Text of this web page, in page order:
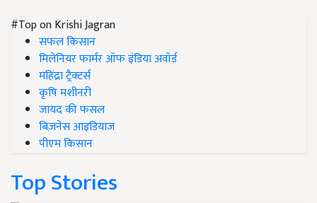
#Top on Krishi Jagran
सफल किसान
मिलेनियर फार्मर ऑफ इंडिया अवॉर्ड
महिंद्रा ट्रैक्टर्स
कृषि मशीनरी
जायद की फसल
बिज़नेस आइडियाज
पीएम किसान
Top Stories